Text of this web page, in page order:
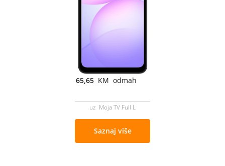
65,65 KM odmah
uz Moja TV Full L
Saznaj više